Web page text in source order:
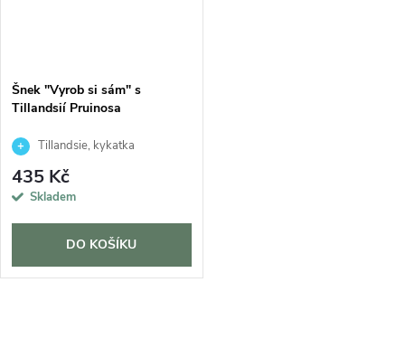
Šnek "Vyrob si sám" s
Tillandsií Pruinosa
Tillandsie, kykatka
435 Kč
Skladem
DO KOŠÍKU